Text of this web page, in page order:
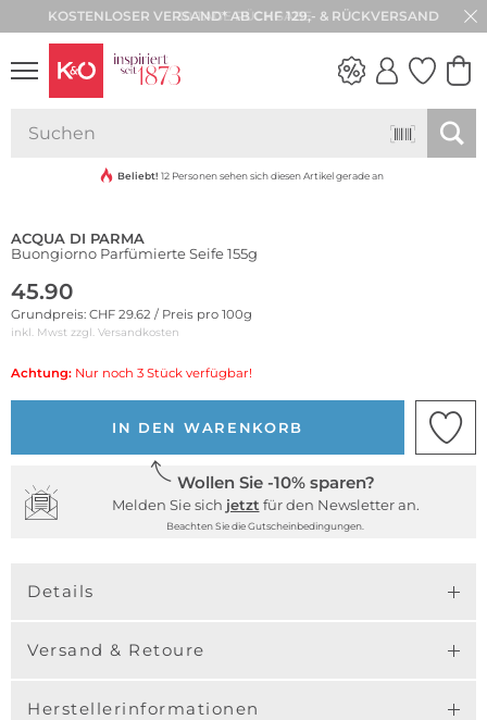
30 TAGE RÜCKGABE
VIBES
Beliebt! 12 Personen sehen sich diesen Artikel gerade an
ACQUA DI PARMA
Buongiorno Parfümierte Seife 155g
45.90
Grundpreis: CHF 29.62 / Preis pro 100g
inkl. Mwst zzgl. Versandkosten
Achtung: Nur noch 3 Stück verfügbar!
IN DEN WARENKORB
Wollen Sie -10% sparen?
Melden Sie sich jetzt für den Newsletter an.
Beachten Sie die Gutscheinbedingungen.
Details
Versand & Retoure
Herstellerinformationen